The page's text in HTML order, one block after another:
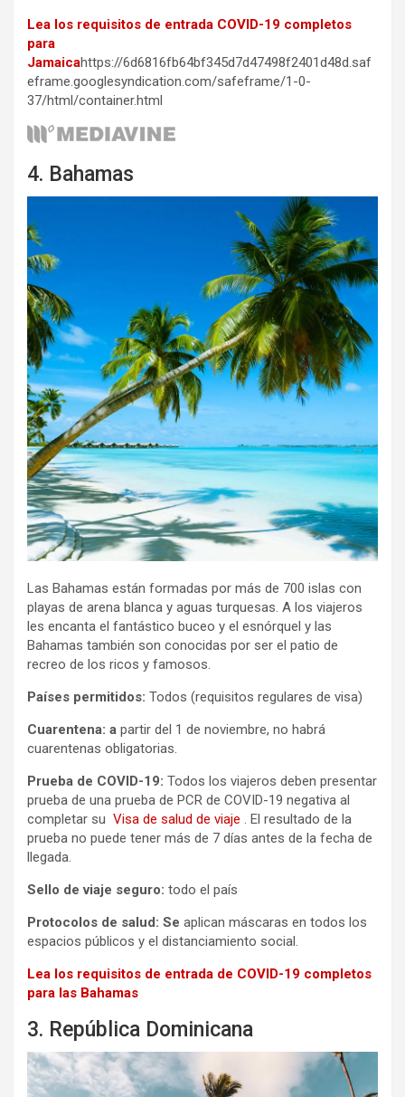
Lea los requisitos de entrada COVID-19 completos
para
Jamaicahttps://6d6816fb64bf345d7d47498f2401d48d.saf
eframe.googlesyndication.com/safeframe/1-0-
37/html/container.html
4. Bahamas
Las Bahamas están formadas por más de 700 islas con
playas de arena blanca y aguas turquesas. A los viajeros
les encanta el fantástico buceo y el esnórquel y las
Bahamas también son conocidas por ser el patio de
recreo de los ricos y famosos.
Países permitidos: Todos (requisitos regulares de visa)
Cuarentena: a partir del 1 de noviembre, no habrá
cuarentenas obligatorias.
Prueba de COVID-19: Todos los viajeros deben presentar
prueba de una prueba de PCR de COVID-19 negativa al
completar su Visa de salud de viaje . El resultado de la
prueba no puede tener más de 7 días antes de la fecha de
llegada.
Sello de viaje seguro: todo el país
Protocolos de salud: Se aplican máscaras en todos los
espacios públicos y el distanciamiento social.
Lea los requisitos de entrada de COVID-19 completos
para las Bahamas
3. República Dominicana